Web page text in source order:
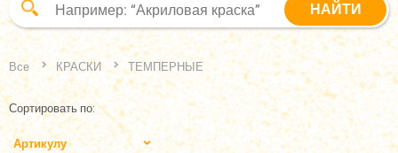
Все КРАСКИ ТЕМПЕРНЫЕ
Сортировать по:
Артикулу